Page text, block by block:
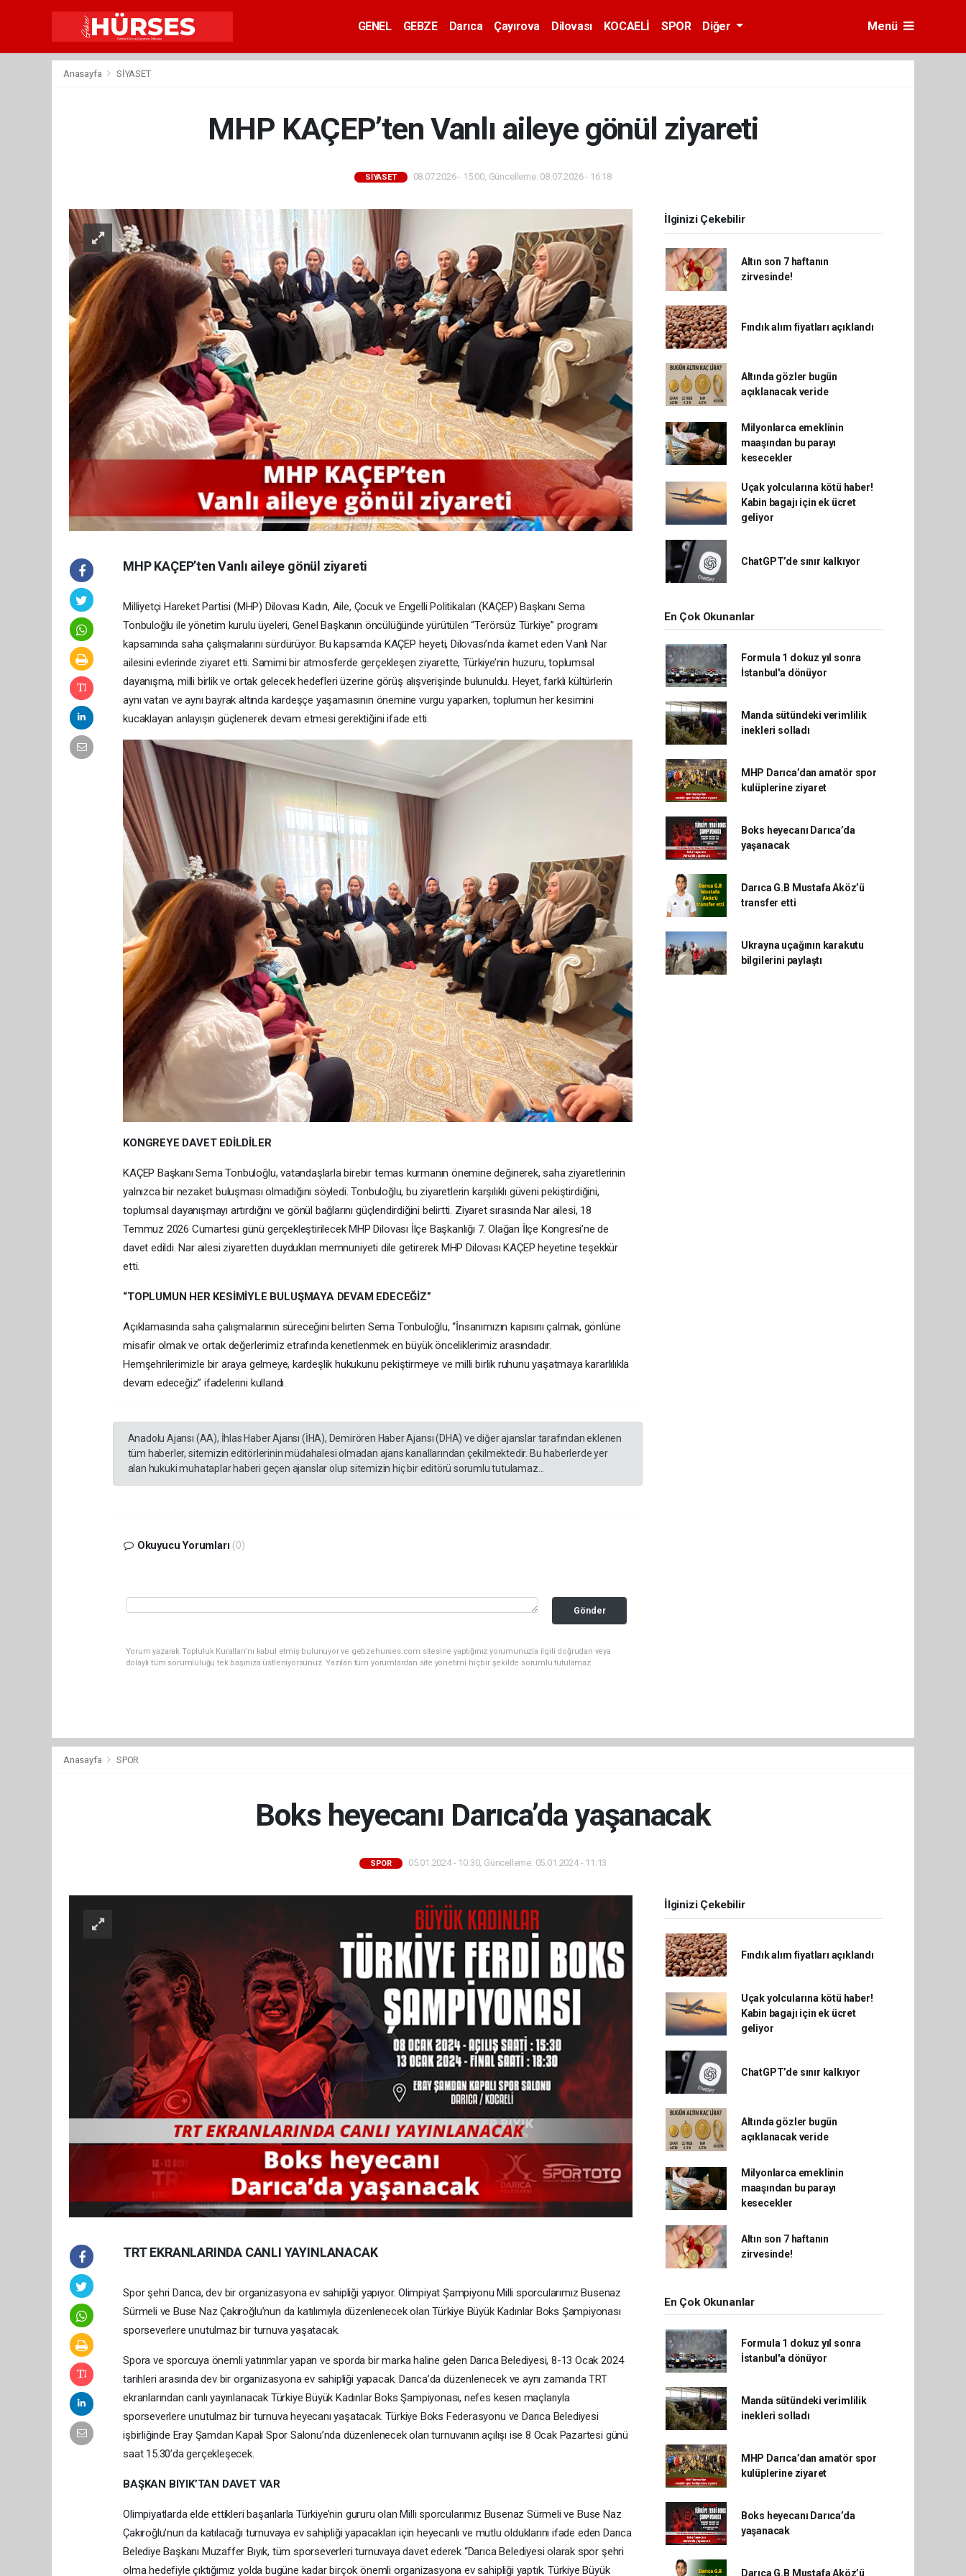
GENEL GEBZE Darıca Çayırova Dilovası KOCAELİ SPOR Diğer Menü
Anasayfa SİYASET
MHP KAÇEP’ten Vanlı aileye gönül ziyareti
SİYASET 08.07.2026 - 15:00, Güncelleme: 08.07.2026 - 16:18
MHP KAÇEP’ten Vanlı aileye gönül ziyareti
Milliyetçi Hareket Partisi (MHP) Dilovası Kadın, Aile, Çocuk ve Engelli Politikaları (KAÇEP) Başkanı Sema
Tonbuloğlu ile yönetim kurulu üyeleri, Genel Başkanın öncülüğünde yürütülen “Terörsüz Türkiye” programı
kapsamında saha çalışmalarını sürdürüyor. Bu kapsamda KAÇEP heyeti, Dilovası’nda ikamet eden Vanlı Nar
ailesini evlerinde ziyaret etti. Samimi bir atmosferde gerçekleşen ziyarette, Türkiye’nin huzuru, toplumsal
dayanışma, milli birlik ve ortak gelecek hedefleri üzerine görüş alışverişinde bulunuldu. Heyet, farklı kültürlerin
aynı vatan ve aynı bayrak altında kardeşçe yaşamasının önemine vurgu yaparken, toplumun her kesimini
kucaklayan anlayışın güçlenerek devam etmesi gerektiğini ifade etti.
KONGREYE DAVET EDİLDİLER
KAÇEP Başkanı Sema Tonbuloğlu, vatandaşlarla birebir temas kurmanın önemine değinerek, saha ziyaretlerinin
yalnızca bir nezaket buluşması olmadığını söyledi. Tonbuloğlu, bu ziyaretlerin karşılıklı güveni pekiştirdiğini,
toplumsal dayanışmayı artırdığını ve gönül bağlarını güçlendirdiğini belirtti. Ziyaret sırasında Nar ailesi, 18
Temmuz 2026 Cumartesi günü gerçekleştirilecek MHP Dilovası İlçe Başkanlığı 7. Olağan İlçe Kongresi’ne de
davet edildi. Nar ailesi ziyaretten duydukları memnuniyeti dile getirerek MHP Dilovası KAÇEP heyetine teşekkür
etti.
“TOPLUMUN HER KESİMİYLE BULUŞMAYA DEVAM EDECEĞİZ”
Açıklamasında saha çalışmalarının süreceğini belirten Sema Tonbuloğlu, “İnsanımızın kapısını çalmak, gönlüne
misafir olmak ve ortak değerlerimiz etrafında kenetlenmek en büyük önceliklerimiz arasındadır.
Hemşehrilerimizle bir araya gelmeye, kardeşlik hukukunu pekiştirmeye ve milli birlik ruhunu yaşatmaya kararlılıkla
devam edeceğiz” ifadelerini kullandı.
Anadolu Ajansı (AA), İhlas Haber Ajansı (İHA), Demirören Haber Ajansı (DHA) ve diğer ajanslar tarafından eklenen
tüm haberler, sitemizin editörlerinin müdahalesi olmadan ajans kanallarından çekilmektedir. Bu haberlerde yer
alan hukuki muhataplar haberi geçen ajanslar olup sitemizin hiç bir editörü sorumlu tutulamaz...
Okuyucu Yorumları (0)
Gönder
Yorum yazarak Topluluk Kuralları’nı kabul etmiş bulunuyor ve gebzehurses.com sitesine yaptığınız yorumunuzla ilgili doğrudan veya
dolaylı tüm sorumluluğu tek başınıza üstleniyorsunuz. Yazılan tüm yorumlardan site yönetimi hiçbir şekilde sorumlu tutulamaz.
İlginizi Çekebilir
Altın son 7 haftanın
zirvesinde!
Fındık alım fiyatları açıklandı
Altında gözler bugün
açıklanacak veride
Milyonlarca emeklinin
maaşından bu parayı
kesecekler
Uçak yolcularına kötü haber!
Kabin bagajı için ek ücret
geliyor
ChatGPT’de sınır kalkıyor
En Çok Okunanlar
Formula 1 dokuz yıl sonra
İstanbul'a dönüyor
Manda sütündeki verimlilik
inekleri solladı
MHP Darıca’dan amatör spor
kulüplerine ziyaret
Boks heyecanı Darıca’da
yaşanacak
Darıca G.B Mustafa Aköz’ü
transfer etti
Ukrayna uçağının karakutu
bilgilerini paylaştı
Anasayfa SPOR
Boks heyecanı Darıca’da yaşanacak
SPOR 05.01.2024 - 10:30, Güncelleme: 05.01.2024 - 11:13
TRT EKRANLARINDA CANLI YAYINLANACAK
Spor şehri Darıca, dev bir organizasyona ev sahipliği yapıyor. Olimpiyat Şampiyonu Milli sporcularımız Busenaz
Sürmeli ve Buse Naz Çakıroğlu’nun da katılımıyla düzenlenecek olan Türkiye Büyük Kadınlar Boks Şampiyonası
sporseverlere unutulmaz bir turnuva yaşatacak.
Spora ve sporcuya önemli yatırımlar yapan ve sporda bir marka haline gelen Darıca Belediyesi, 8-13 Ocak 2024
tarihleri arasında dev bir organizasyona ev sahipliği yapacak. Darıca’da düzenlenecek ve aynı zamanda TRT
ekranlarından canlı yayınlanacak Türkiye Büyük Kadınlar Boks Şampiyonası, nefes kesen maçlarıyla
sporseverlere unutulmaz bir turnuva heyecanı yaşatacak. Türkiye Boks Federasyonu ve Darıca Belediyesi
işbirliğinde Eray Şamdan Kapalı Spor Salonu’nda düzenlenecek olan turnuvanın açılışı ise 8 Ocak Pazartesi günü
saat 15.30’da gerçekleşecek.
BAŞKAN BIYIK’TAN DAVET VAR
Olimpiyatlarda elde ettikleri başarılarla Türkiye’nin gururu olan Milli sporcularımız Busenaz Sürmeli ve Buse Naz
Çakıroğlu’nun da katılacağı turnuvaya ev sahipliği yapacakları için heyecanlı ve mutlu olduklarını ifade eden Darıca
Belediye Başkanı Muzaffer Bıyık, tüm sporseverleri turnuvaya davet ederek “Darıca Belediyesi olarak spor şehri
olma hedefiyle çıktığımız yolda bugüne kadar birçok önemli organizasyona ev sahipliği yaptık. Türkiye Büyük
İlginizi Çekebilir
Fındık alım fiyatları açıklandı
Uçak yolcularına kötü haber!
Kabin bagajı için ek ücret
geliyor
ChatGPT’de sınır kalkıyor
Altında gözler bugün
açıklanacak veride
Milyonlarca emeklinin
maaşından bu parayı
kesecekler
Altın son 7 haftanın
zirvesinde!
En Çok Okunanlar
Formula 1 dokuz yıl sonra
İstanbul'a dönüyor
Manda sütündeki verimlilik
inekleri solladı
MHP Darıca’dan amatör spor
kulüplerine ziyaret
Boks heyecanı Darıca’da
yaşanacak
Darıca G.B Mustafa Aköz’ü